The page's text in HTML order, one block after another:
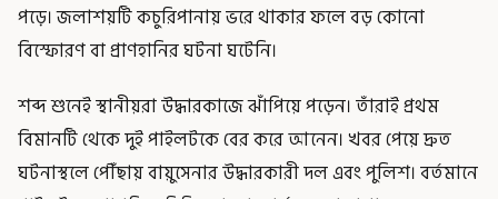
পড়ে। জলাশয়টি কচুরিপানায় ভরে থাকার ফলে বড় কোনো
বিস্ফোরণ বা প্রাণহানির ঘটনা ঘটেনি।
শব্দ শুনেই স্থানীয়রা উদ্ধারকাজে ঝাঁপিয়ে পড়েন। তাঁরাই প্রথম
বিমানটি থেকে দুই পাইলটকে বের করে আনেন। খবর পেয়ে দ্রুত
ঘটনাস্থলে পৌঁছায় বায়ুসেনার উদ্ধারকারী দল এবং পুলিশ। বর্তমানে